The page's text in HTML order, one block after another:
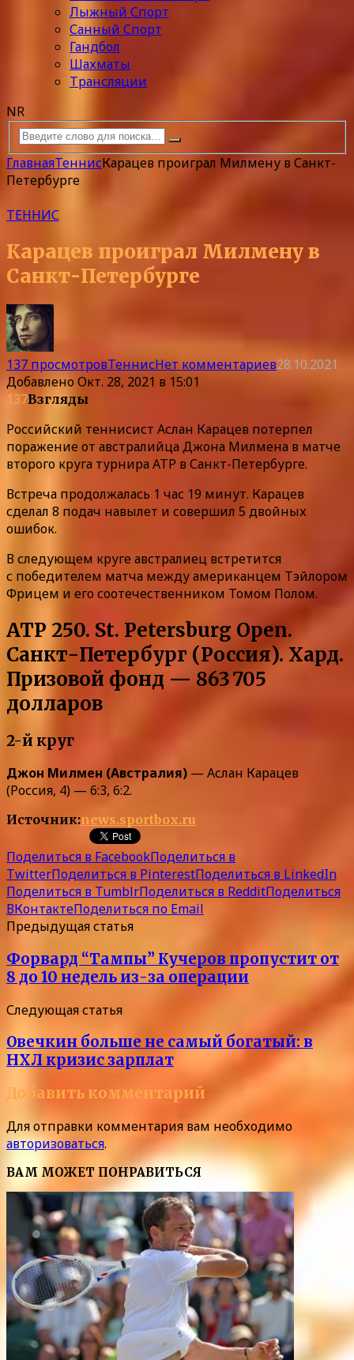
Лыжный Спорт
Санный Спорт
Гандбол
Шахматы
Трансляции
NR
ГлавнаяТеннисКарацев проиграл Милмену в Санкт-
Петербурге
ТЕННИС
Карацев проиграл Милмену в
Санкт-Петербурге
137 просмотровТеннисНет комментариев28.10.2021
ДобавленоОкт. 28, 2021 в 15:01
137Взгляды
Российский теннисист Аслан Карацев потерпел
поражение от австралийца Джона Милмена в матче
второго круга турнира ATP в Санкт-Петербурге.
Встреча продолжалась 1 час 19 минут. Карацев
сделал 8 подач навылет и совершил 5 двойных
ошибок.
В следующем круге австралиец встретится
с победителем матча между американцем Тэйлором
Фрицем и его соотечественником Томом Полом.
ATP 250. St. Petersburg Open.
Санкт-Петербург (Россия). Хард.
Призовой фонд — 863 705
долларов
2-й круг
Джон Милмен (Австралия) — Аслан Карацев
(Россия, 4) — 6:3, 6:2.
Источник:news.sportbox.ru
Поделиться в FacebookПоделиться в
TwitterПоделиться в PinterestПоделиться в LinkedIn
Поделиться в TumblrПоделиться в RedditПоделиться
ВКонтактеПоделиться по Email
Предыдущая статья
Форвард “Тампы” Кучеров пропустит от
8 до 10 недель из-за операции
Следующая статья
Овечкин больше не самый богатый: в
НХЛ кризис зарплат
Добавить комментарий
Для отправки комментария вам необходимо
авторизоваться.
ВАМ МОЖЕТ ПОНРАВИТЬСЯ